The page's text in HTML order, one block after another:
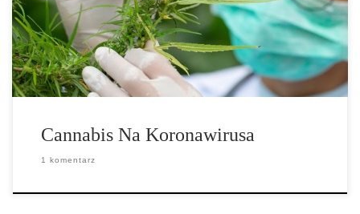
poruszenie. Ich teza brzmi następująco: Niektóre składniki […]
Cannabis Na Koronawirusa
1 komentarz